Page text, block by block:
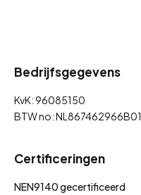
Bedrijfsgegevens
KvK: 96085150
BTW no: NL867462966B01
Certificeringen
NEN9140 gecertificeerd